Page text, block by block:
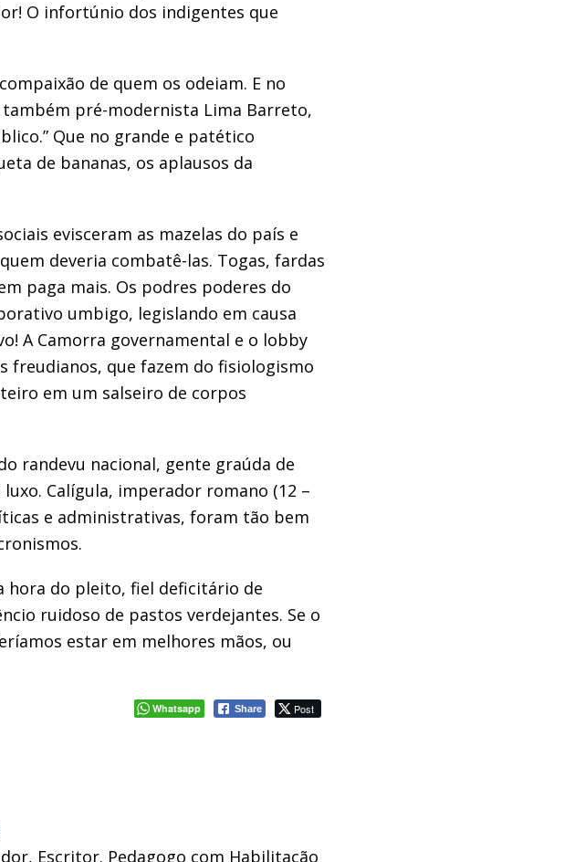
O infortúnio dos indigentes que
compaixão de quem os odeiam. E no
também pré-modernista Lima Barreto,
Que no grande e patético
de bananas, os aplausos da
evisceram as mazelas do país e
deveria combatê-las. Togas, fardas
paga mais. Os podres poderes do
umbigo, legislando em causa
A Camorra governamental e o lobby
freudianos, que fazem do fisiologismo
em um salseiro de corpos
randevu nacional, gente graúda de
luxo. Calígula, imperador romano (12 –
e administrativas, foram tão bem
hora do pleito, fiel deficitário de
ruidoso de pastos verdejantes. Se o
estar em melhores mãos, ou
Whatsapp Share Post
Escritor. Pedagogo com Habilitação